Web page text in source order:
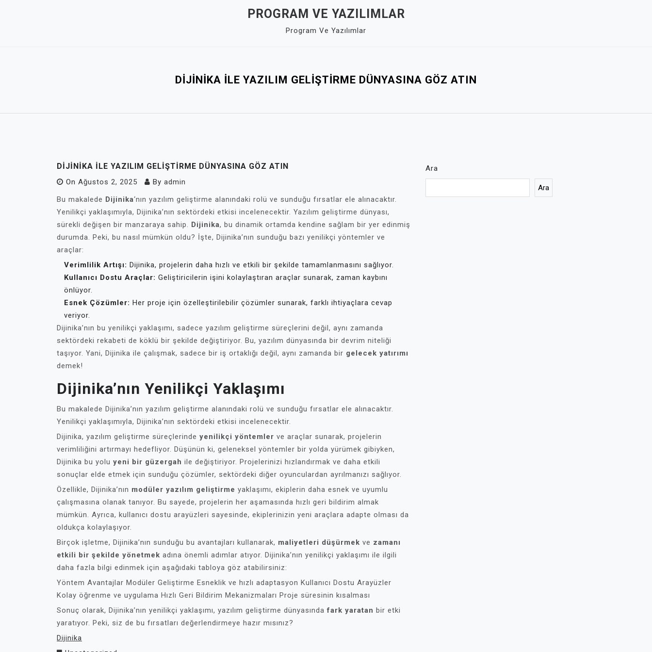
PROGRAM VE YAZILIMLAR
Program Ve Yazılımlar
DIJINIKA İLE YAZILIM GELIŞTIRME DÜNYASINA GÖZ ATIN
DIJINIKA İLE YAZILIM GELIŞTIRME DÜNYASINA GÖZ ATIN
On Ağustos 2, 2025 By admin
Bu makalede Dijinika‘nın yazılım geliştirme alanındaki rolü ve sunduğu fırsatlar ele alınacaktır.
Yenilikçi yaklaşımıyla, Dijinika’nın sektördeki etkisi incelenecektir. Yazılım geliştirme dünyası,
sürekli değişen bir manzaraya sahip. Dijinika, bu dinamik ortamda kendine sağlam bir yer edinmiş
durumda. Peki, bu nasıl mümkün oldu? İşte, Dijinika’nın sunduğu bazı yenilikçi yöntemler ve
araçlar:
Verimlilik Artışı: Dijinika, projelerin daha hızlı ve etkili bir şekilde tamamlanmasını sağlıyor.
Kullanıcı Dostu Araçlar: Geliştiricilerin işini kolaylaştıran araçlar sunarak, zaman kaybını
önlüyor.
Esnek Çözümler: Her proje için özelleştirilebilir çözümler sunarak, farklı ihtiyaçlara cevap
veriyor.
Dijinika’nın bu yenilikçi yaklaşımı, sadece yazılım geliştirme süreçlerini değil, aynı zamanda
sektördeki rekabeti de köklü bir şekilde değiştiriyor. Bu, yazılım dünyasında bir devrim niteliği
taşıyor. Yani, Dijinika ile çalışmak, sadece bir iş ortaklığı değil, aynı zamanda bir gelecek yatırımı
demek!
Dijinika’nın Yenilikçi Yaklaşımı
Bu makalede Dijinika’nın yazılım geliştirme alanındaki rolü ve sunduğu fırsatlar ele alınacaktır.
Yenilikçi yaklaşımıyla, Dijinika’nın sektördeki etkisi incelenecektir.
Dijinika, yazılım geliştirme süreçlerinde yenilikçi yöntemler ve araçlar sunarak, projelerin
verimliliğini artırmayı hedefliyor. Düşünün ki, geleneksel yöntemler bir yolda yürümek gibiyken,
Dijinika bu yolu yeni bir güzergah ile değiştiriyor. Projelerinizi hızlandırmak ve daha etkili
sonuçlar elde etmek için sunduğu çözümler, sektördeki diğer oyunculardan ayrılmanızı sağlıyor.
Özellikle, Dijinika’nın modüler yazılım geliştirme yaklaşımı, ekiplerin daha esnek ve uyumlu
çalışmasına olanak tanıyor. Bu sayede, projelerin her aşamasında hızlı geri bildirim almak
mümkün. Ayrıca, kullanıcı dostu arayüzleri sayesinde, ekiplerinizin yeni araçlara adapte olması da
oldukça kolaylaşıyor.
Birçok işletme, Dijinika’nın sunduğu bu avantajları kullanarak, maliyetleri düşürmek ve zamanı
etkili bir şekilde yönetmek adına önemli adımlar atıyor. Dijinika’nın yenilikçi yaklaşımı ile ilgili
daha fazla bilgi edinmek için aşağıdaki tabloya göz atabilirsiniz:
Yöntem Avantajlar Modüler Geliştirme Esneklik ve hızlı adaptasyon Kullanıcı Dostu Arayüzler
Kolay öğrenme ve uygulama Hızlı Geri Bildirim Mekanizmaları Proje süresinin kısalması
Sonuç olarak, Dijinika’nın yenilikçi yaklaşımı, yazılım geliştirme dünyasındafark yaratan bir etki
yaratıyor. Peki, siz de bu fırsatları değerlendirmeye hazır mısınız?
Dijinika
Ara
Ara